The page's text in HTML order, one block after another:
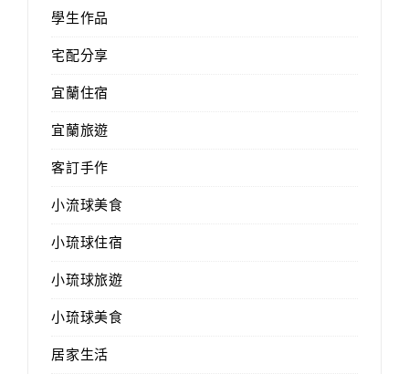
學生作品
宅配分享
宜蘭住宿
宜蘭旅遊
客訂手作
小流球美食
小琉球住宿
小琉球旅遊
小琉球美食
居家生活